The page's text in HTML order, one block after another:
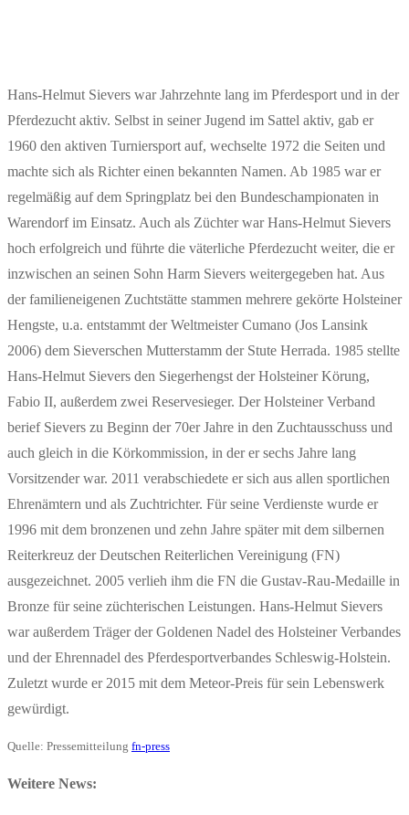
Hans-Helmut Sievers war Jahrzehnte lang im Pferdesport und in der
Pferdezucht aktiv. Selbst in seiner Jugend im Sattel aktiv, gab er
1960 den aktiven Turniersport auf, wechselte 1972 die Seiten und
machte sich als Richter einen bekannten Namen. Ab 1985 war er
regelmäßig auf dem Springplatz bei den Bundeschampionaten in
Warendorf im Einsatz. Auch als Züchter war Hans-Helmut Sievers
hoch erfolgreich und führte die väterliche Pferdezucht weiter, die er
inzwischen an seinen Sohn Harm Sievers weitergegeben hat. Aus
der familieneigenen Zuchtstätte stammen mehrere gekörte Holsteiner
Hengste, u.a. entstammt der Weltmeister Cumano (Jos Lansink
2006) dem Sieverschen Mutterstamm der Stute Herrada. 1985 stellte
Hans-Helmut Sievers den Siegerhengst der Holsteiner Körung,
Fabio II, außerdem zwei Reservesieger. Der Holsteiner Verband
berief Sievers zu Beginn der 70er Jahre in den Zuchtausschuss und
auch gleich in die Körkommission, in der er sechs Jahre lang
Vorsitzender war. 2011 verabschiedete er sich aus allen sportlichen
Ehrenämtern und als Zuchtrichter. Für seine Verdienste wurde er
1996 mit dem bronzenen und zehn Jahre später mit dem silbernen
Reiterkreuz der Deutschen Reiterlichen Vereinigung (FN)
ausgezeichnet. 2005 verlieh ihm die FN die Gustav-Rau-Medaille in
Bronze für seine züchterischen Leistungen. Hans-Helmut Sievers
war außerdem Träger der Goldenen Nadel des Holsteiner Verbandes
und der Ehrennadel des Pferdesportverbandes Schleswig-Holstein.
Zuletzt wurde er 2015 mit dem Meteor-Preis für sein Lebenswerk
gewürdigt.
Quelle: Pressemitteilung fn-press
Weitere News: